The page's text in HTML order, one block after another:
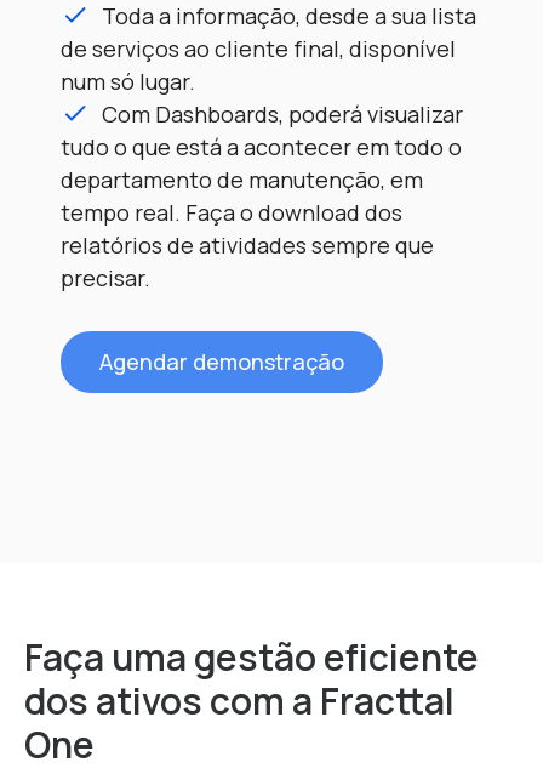
Toda a informação, desde a sua lista
de serviços ao cliente final, disponível
num só lugar.
Com Dashboards, poderá visualizar
tudo o que está a acontecer em todo o
departamento de manutenção, em
tempo real. Faça o download dos
relatórios de atividades sempre que
precisar.
Agendar demonstração
Segmentação de tarefas, datas e
responsabilidades. Planeie e atribua
Ordens de Trabalho de forma massiva e
automatize o processo com regras
inteligentes.
Faça uma gestão ativa e 100% móvel.
A Fracttal One permite que a equipa se
mantenha interligada.
Crie ordens de trabalho e
terreno, tudo isto em tempo real.
Providencie cobertura de todas as
atividades que levar a cabo no terreno,
de uma forma simples e fácil, e
comunique-as aos restantes elementos
da equipa, em tempo real.
Realize as tarefas solicitadas em
qualquer local e envie fotografias e
documentos do estado da propriedade
sem papelada, desde a aplicação.
Agendar demonstração
Faça uma gestão eficiente
dos ativos com a Fracttal
One